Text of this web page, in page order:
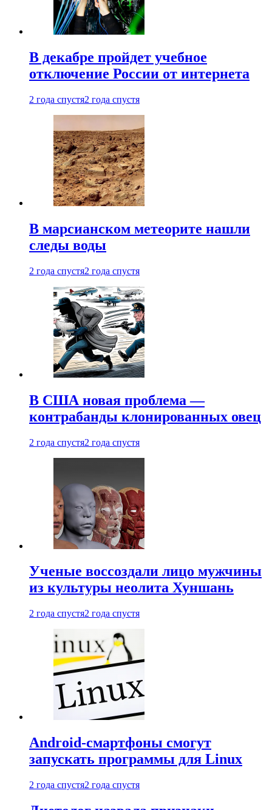
В декабре пройдет учебное
отключение России от интернета
2 года спустя2 года спустя
В марсианском метеорите нашли
следы воды
2 года спустя2 года спустя
В США новая проблема —
контрабанды клонированных овец
2 года спустя2 года спустя
Ученые воссоздали лицо мужчины
из культуры неолита Хуншань
2 года спустя2 года спустя
Android-смартфоны смогут
запускать программы для Linux
2 года спустя2 года спустя